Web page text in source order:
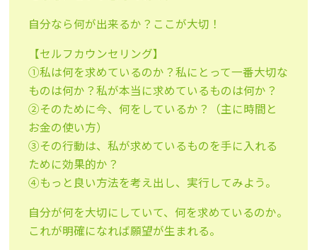
自分なら何が出来るか？ここが大切！
【セルフカウンセリング】
①私は何を求めているのか？私にとって一番大切な
ものは何か？私が本当に求めているものは何か？
②そのために今、何をしているか？（主に時間と
お金の使い方）
③その行動は、私が求めているものを手に入れる
ために効果的か？
④もっと良い方法を考え出し、実行してみよう。
自分が何を大切にしていて、何を求めているのか。
これが明確になれば願望が生まれる。